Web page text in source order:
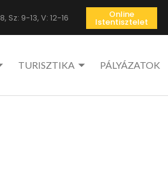
Sz: 9-13, V: 12-16 Online
Istentisztelet
TURISZTIKA PÁLYÁZATOK